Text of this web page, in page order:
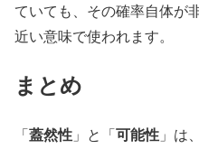
ていても、その確率自体が
近い意味で使われます。
まとめ
「蓋然性 」と「可能性 」は